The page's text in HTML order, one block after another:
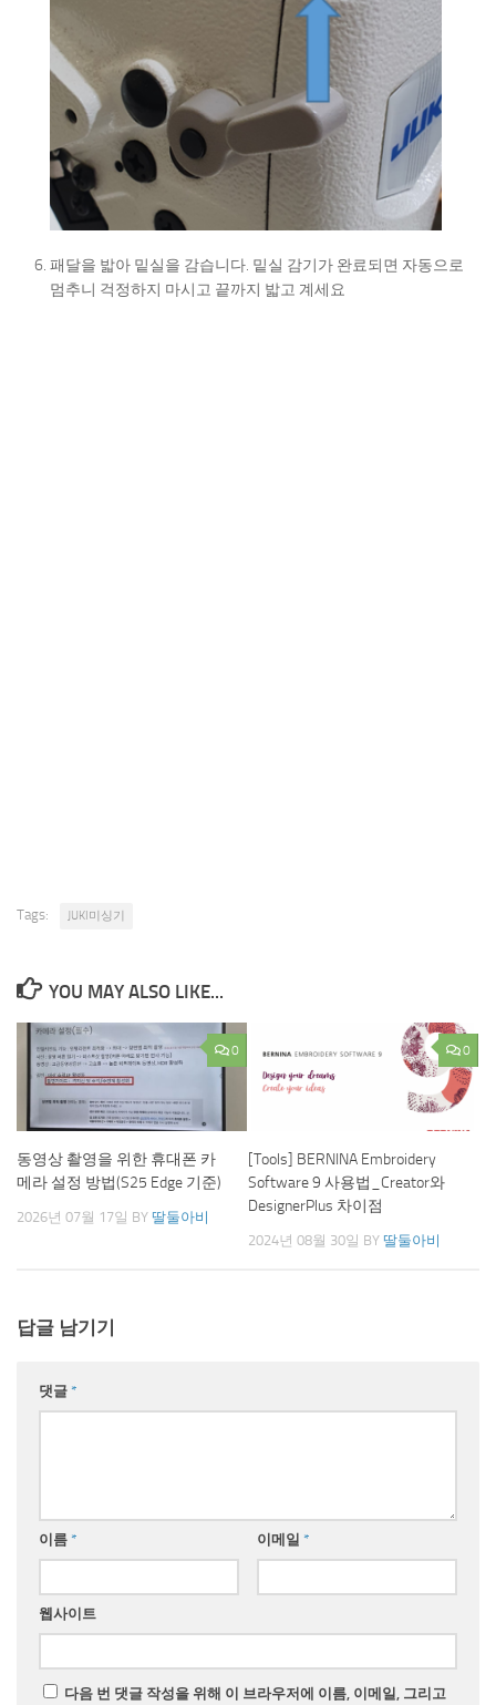
패달을 밟아 밑실을 감습니다. 밑실 감기가 완료되면 자동으로
멈추니 걱정하지 마시고 끝까지 밟고 계세요
Tags: JUKI미싱기
YOU MAY ALSO LIKE...
0
동영상 촬영을 위한 휴대폰 카
메라 설정 방법(S25 Edge 기준)
2026년 07월 17일 BY 딸둘아비
0
[Tools] BERNINA Embroidery
Software 9 사용법_Creator와
DesignerPlus 차이점
2024년 08월 30일 BY 딸둘아비
답글 남기기
댓글 *
이름 * 이메일 *
웹사이트
다음 번 댓글 작성을 위해 이 브라우저에 이름, 이메일, 그리고